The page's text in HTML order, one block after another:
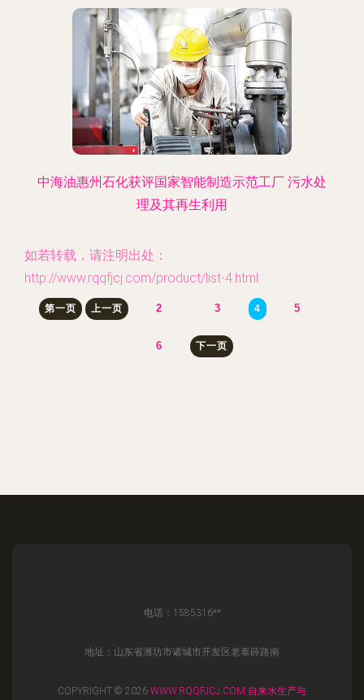
中海油惠州石化获评国家智能制造示范工厂 污水处
理及其再生利用
如若转载，请注明出处：
http://www.rqqfjcj.com/product/list-4.html
第一页 上一页 2 3 4 5
6 下一页
电话：1585316**
地址：山东省潍坊市诸城市开发区老泰薛路南
COPYRIGHT © 2026 WWW.RQQFJCJ.COM 自来水生产与